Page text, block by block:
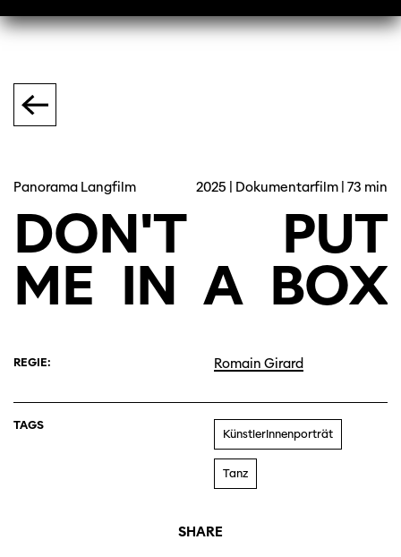
Panorama Langfilm 2025 | Dokumentarfilm | 73 min
DON'T PUT
ME IN A BOX
REGIE: Romain Girard
TAGS
KünstlerInnenporträt
Tanz
SHARE